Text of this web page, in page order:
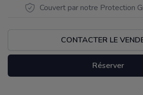
Couvert par notre Protection
CONTACTER LE
Réserver